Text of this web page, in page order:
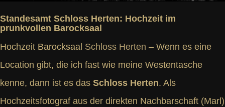
Standesamt Schloss Herten: Hochzeit im
prunkvollen Barocksaal
Hochzeit Barocksaal Schloss Herten – Wenn es eine
Location gibt, die ich fast wie meine Westentasche
kenne, dann ist es das Schloss Herten. Als
Hochzeitsfotograf aus der direkten Nachbarschaft (Marl)